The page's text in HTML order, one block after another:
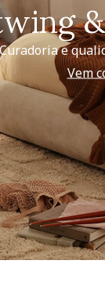
Curadoria e
Vem